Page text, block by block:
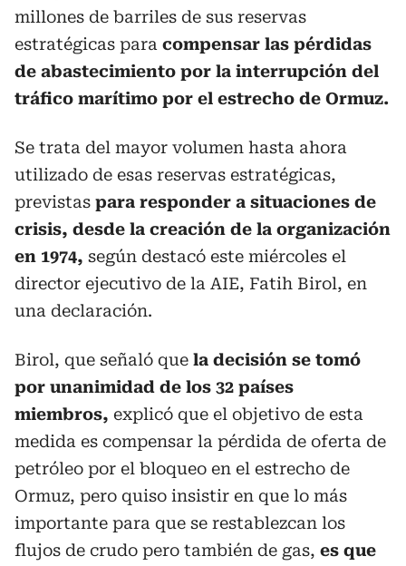
millones de barriles de sus reservas
estratégicas para compensar las pérdidas
de abastecimiento por la interrupción del
tráfico marítimo por el estrecho de Ormuz.
Se trata del mayor volumen hasta ahora
utilizado de esas reservas estratégicas,
previstas para responder a situaciones de
crisis, desde la creación de la organización
en 1974, según destacó este miércoles el
director ejecutivo de la AIE, Fatih Birol, en
una declaración.
Birol, que señaló que la decisión se tomó
por unanimidad de los 32 países
miembros, explicó que el objetivo de esta
medida es compensar la pérdida de oferta de
petróleo por el bloqueo en el estrecho de
Ormuz, pero quiso insistir en que lo más
importante para que se restablezcan los
flujos de crudo pero también de gas, es que